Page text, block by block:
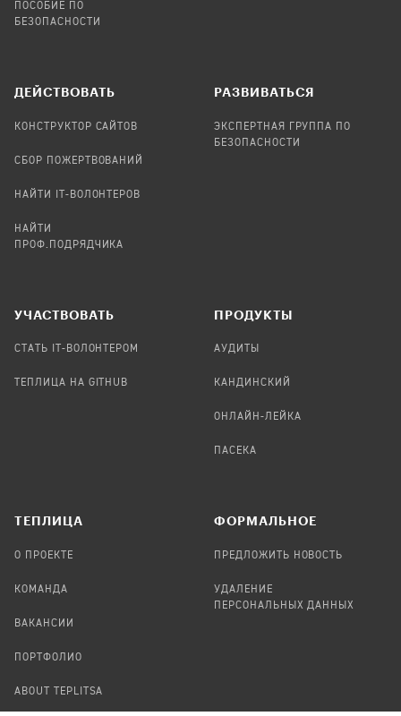
ПОСОБИЕ ПО
БЕЗОПАСНОСТИ
ДЕЙСТВОВАТЬ
КОНСТРУКТОР САЙТОВ
СБОР ПОЖЕРТВОВАНИЙ
НАЙТИ IT-ВОЛОНТЕРОВ
НАЙТИ
ПРОФ.ПОДРЯДЧИКА
РАЗВИВАТЬСЯ
ЭКСПЕРТНАЯ ГРУППА ПО
БЕЗОПАСНОСТИ
УЧАСТВОВАТЬ
СТАТЬ IT-ВОЛОНТЕРОМ
ТЕПЛИЦА НА GITHUB
ПРОДУКТЫ
АУДИТЫ
КАНДИНСКИЙ
ОНЛАЙН-ЛЕЙКА
ПАСЕКА
TЕПЛИЦА
О ПРОЕКТЕ
КОМАНДА
ВАКАНСИИ
ПОРТФОЛИО
ABOUT TEPLITSA
ФОРМАЛЬНОЕ
ПРЕДЛОЖИТЬ НОВОСТЬ
УДАЛЕНИЕ
ПЕРСОНАЛЬНЫХ ДАННЫХ